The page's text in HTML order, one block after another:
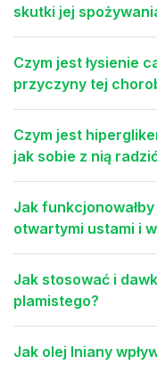
skutki jej
Czym jest łysienie
przyczyny tej
Czym jest
jak sobie z nią
Jak
otwartymi ustami i
Jak stosować i
plamistego?
Jak olej lniany